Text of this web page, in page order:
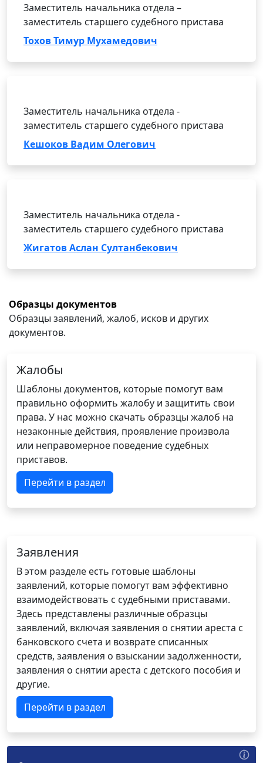
Заместитель начальника отдела –
заместитель старшего судебного пристава
Тохов Тимур Мухамедович
Заместитель начальника отдела -
заместитель старшего судебного пристава
Кешоков Вадим Олегович
Заместитель начальника отдела -
заместитель старшего судебного пристава
Жигатов Аслан Султанбекович
Образцы документов
Образцы заявлений, жалоб, исков и других
документов.
Жалобы
Шаблоны документов, которые помогут вам
правильно оформить жалобу и защитить свои
права. У нас можно скачать образцы жалоб на
незаконные действия, проявление произвола
или неправомерное поведение судебных
приставов.
Перейти в раздел
Заявления
В этом разделе есть готовые шаблоны
заявлений, которые помогут вам эффективно
взаимодействовать с судебными приставами.
Здесь представлены различные образцы
заявлений, включая заявления о снятии ареста с
банковского счета и возврате списанных
средств, заявления о взыскании задолженности,
заявления о снятии ареста с детского пособия и
другие.
Перейти в раздел